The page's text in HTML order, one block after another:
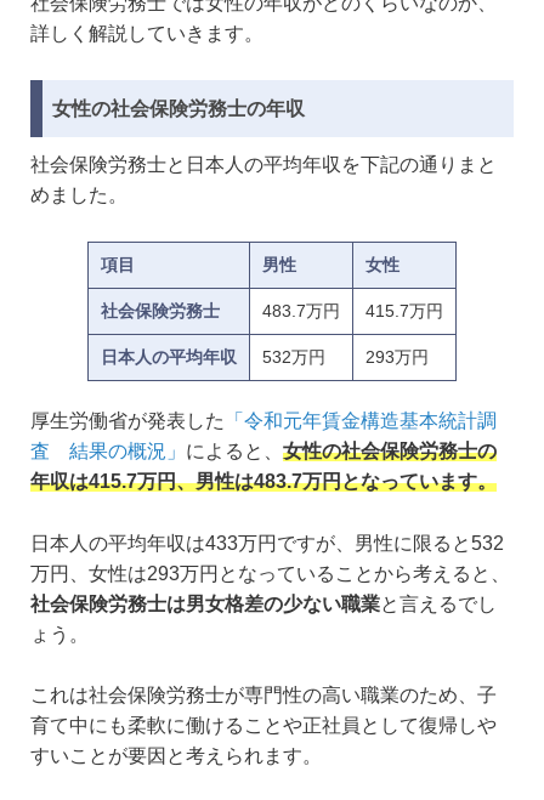
詳しく解説していきます。
女性の社会保険労務士の年収
社会保険労務士と日本人の平均年収を下記の通りまと
めました。
項目 男性 女性
社会保険労務士 483.7万円 415.7万円
日本人の平均年収 532万円 293万円
厚生労働省が発表した
「令和元年賃金構造基本統計調
査 結果の概況」 によると、 女性の社会保険労務士の
年収は415.7万円、男性は483.7万円となっています。
日本人の平均年収は433万円ですが、男性に限ると532
万円、女性は293万円となっていることから考えると、
社会保険労務士は男女格差の少ない職業と言えるでし
ょう。
これは社会保険労務士が専門性の高い職業のため、子
育て中にも柔軟に働けることや正社員として復帰しや
すいことが要因と考えられます。